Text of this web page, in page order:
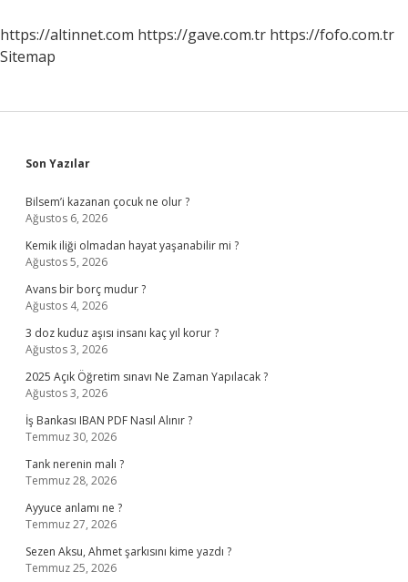
https://altinnet.com https://gave.com.tr https://fofo.com.tr
Sitemap
Sidebar
Son Yazılar
Bilsem’i kazanan çocuk ne olur ?
Ağustos 6, 2026
Kemik iliği olmadan hayat yaşanabilir mi ?
Ağustos 5, 2026
Avans bir borç mudur ?
Ağustos 4, 2026
3 doz kuduz aşısı insanı kaç yıl korur ?
Ağustos 3, 2026
2025 Açık Öğretim sınavı Ne Zaman Yapılacak ?
Ağustos 3, 2026
İş Bankası IBAN PDF Nasıl Alınır ?
Temmuz 30, 2026
Tank nerenin malı ?
Temmuz 28, 2026
Ayyuce anlamı ne ?
Temmuz 27, 2026
Sezen Aksu, Ahmet şarkısını kime yazdı ?
Temmuz 25, 2026